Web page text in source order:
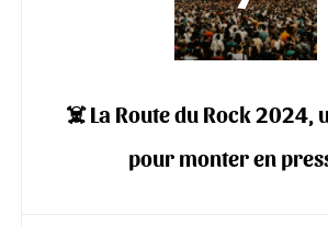
‍☠️ La Route du Rock 2024,
pour monter en